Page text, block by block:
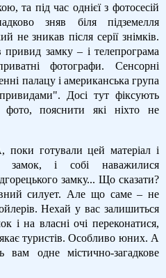
та під час однієї з фотосесій
зняв біля підземелля
не зникав після серії знімків.
привид замку – і телепрограма
фотографи. Сенсорні
палацу і американська група
Досі тут фіксують
пояснити які ніхто не
готували цей матеріал і
замок, і собі наважилися
замку... Що сказати?
силует. Але що саме – не
Нехай у вас залишиться
і на власні очі переконатися,
туристів. Особливо юних. А
одне містично-загадкове